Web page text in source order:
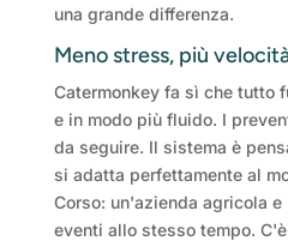
una grande differenza.
Meno stress, più
Catermonkey fa sì che tutto
e in modo più fluido. I
da seguire. Il sistema è
si adatta perfettamente al
Corso: un'azienda agricola
eventi allo stesso tempo.